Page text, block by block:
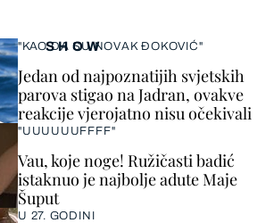
SHOW
"KAO DA SU NOVAK ĐOKOVIĆ"
Jedan od najpoznatijih svjetskih
parova stigao na Jadran, ovakve
reakcije vjerojatno nisu očekivali
"UUUUUUFFFF"
Vau, koje noge! Ružičasti badić
istaknuo je najbolje adute Maje
Šuput
U 27. GODINI